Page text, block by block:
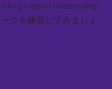
a good relationship.
クを練習してみましょ